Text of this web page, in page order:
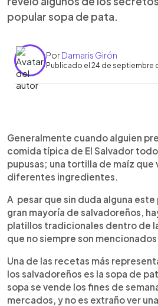
popular sopa de pata.
PorDamaris Girón
Publicado el 24 de septiembre
► Escuchar artículo
Generalmente cuando alguien
comida típica de El Salvador
pupusas; una tortilla de maíz que
diferentes ingredientes.
A pesar que sin duda alguna
gran mayoría de salvadoreños,
platillos tradicionales dentro de
que no siempre son mencionados.
Una de las recetas más
los salvadoreños es la sopa de
sopa se vende los fines de
mercados, y no es extraño ver